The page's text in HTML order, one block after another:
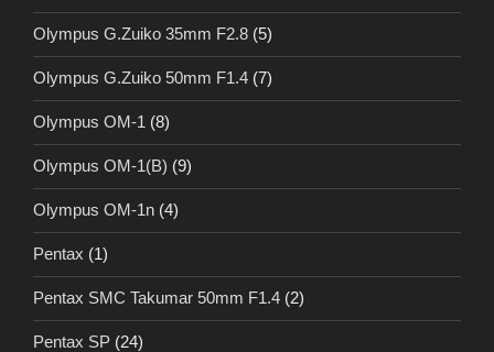
Olympus G.Zuiko 35mm F2.8 (5)
Olympus G.Zuiko 50mm F1.4 (7)
Olympus OM-1 (8)
Olympus OM-1(B) (9)
Olympus OM-1n (4)
Pentax (1)
Pentax SMC Takumar 50mm F1.4 (2)
Pentax SP (24)